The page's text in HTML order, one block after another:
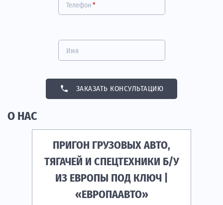
Телефон*
Имя
phone ЗАКАЗАТЬ КОНСУЛЬТАЦИЮ
О НАС
ПРИГОН ГРУЗОВЫХ АВТО,
ТЯГАЧЕЙ И СПЕЦТЕХНИКИ Б/У
ИЗ ЕВРОПЫ ПОД КЛЮЧ |
«ЕВРОПААВТО»